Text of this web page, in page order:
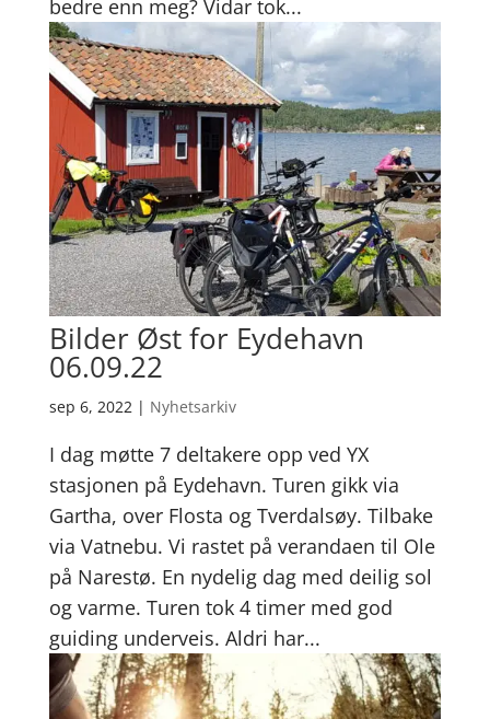
bedre enn meg? Vidar tok...
Bilder Øst for Eydehavn
06.09.22
sep 6, 2022| Nyhetsarkiv
I dag møtte 7 deltakere opp ved YX
stasjonen på Eydehavn. Turen gikk via
Gartha, over Flosta og Tverdalsøy. Tilbake
via Vatnebu. Vi rastet på verandaen til Ole
på Narestø. En nydelig dag med deilig sol
og varme. Turen tok 4 timer med god
guiding underveis. Aldri har...